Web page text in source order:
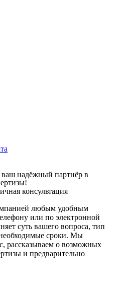
надёжный партнёр в
консультация
любым удобным
или по электронной
суть вашего вопроса, тип
сроки. Мы
рассказываем о возможных
и предварительно